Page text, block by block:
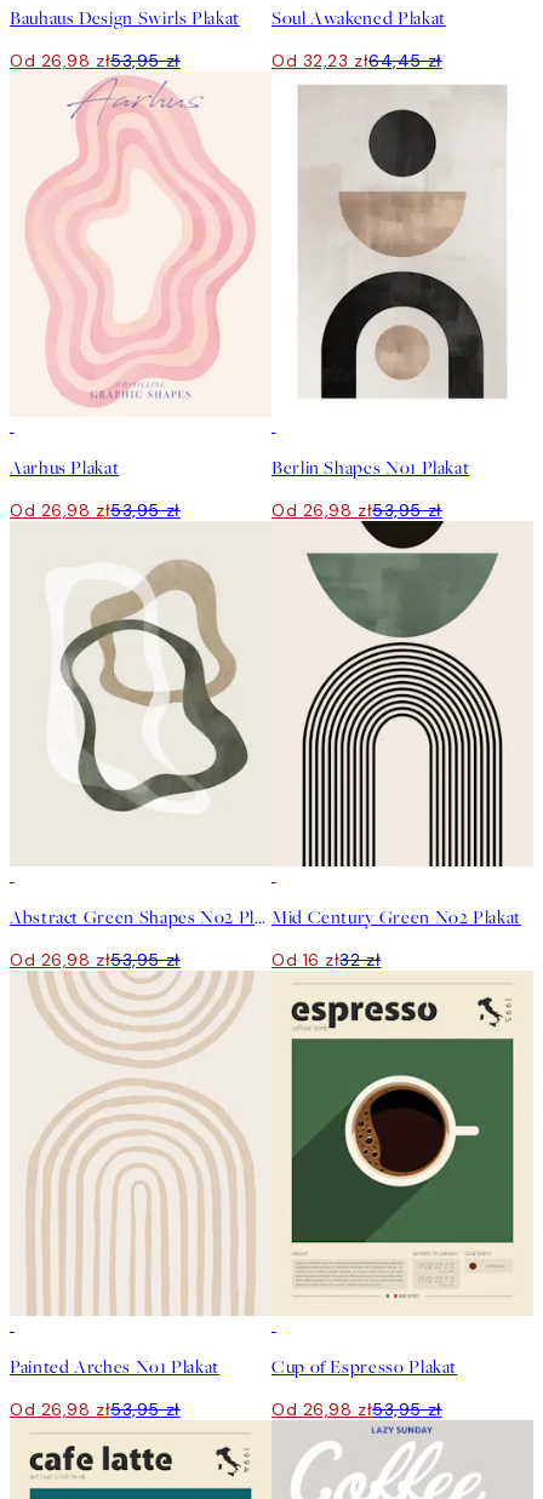
Bauhaus Design Swirls Plakat
Od 26,98 zł53,95 zł
Soul Awakened Plakat
Od 32,23 zł64,45 zł
Aarhus Plakat
Od 26,98 zł53,95 zł
Berlin Shapes No1 Plakat
Od 26,98 zł53,95 zł
Abstract Green Shapes No2 Plakat
Od 26,98 zł53,95 zł
Mid Century Green No2 Plakat
Od 16 zł32 zł
Painted Arches No1 Plakat
Od 26,98 zł53,95 zł
Cup of Espresso Plakat
Od 26,98 zł53,95 zł